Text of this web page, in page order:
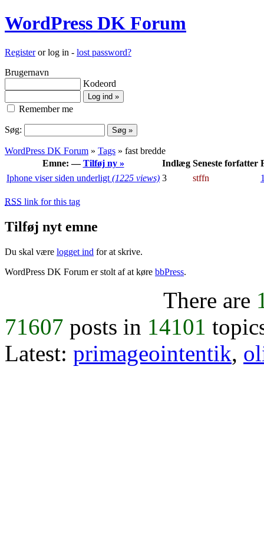
WordPress DK Forum
Registeror log in - lost password?
Brugernavn
Kodeord
Remember me
Søg:
WordPress DK Forum » Tags » fast bredde
Emne: —Tilføj ny » Indlæg Seneste forfatter
Iphone viser siden underligt (1225 views) 3 stffn
RSS link for this tag
Tilføj nyt emne
Du skal være logget ind for at skrive.
WordPress DK Forum er stolt af at køre bbPress.
There are
71607 posts in 14101
Latest: primageointentik,